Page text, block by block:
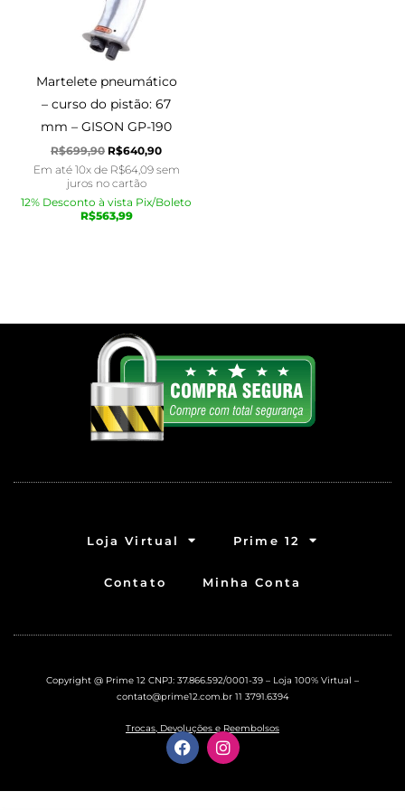
Martelete pneumático
– curso do pistão: 67
mm – GISON GP-190
R$699,90 R$640,90
Em até 10x de R$64,09 sem
juros no cartão
12% Desconto à vista Pix/Boleto
R$563,99
Loja Virtual Prime 12
Contato Minha Conta
Copyright @ Prime 12 CNPJ: 37.866.592/0001-39 – Loja 100% Virtual –
contato@prime12.com.br11 3791.6394
Trocas, Devoluções e Reembolsos
F
a
e
I
n
t